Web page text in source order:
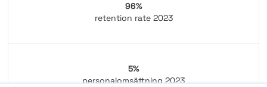
96%
retention rate 2023
5%
personalomsättning 2023